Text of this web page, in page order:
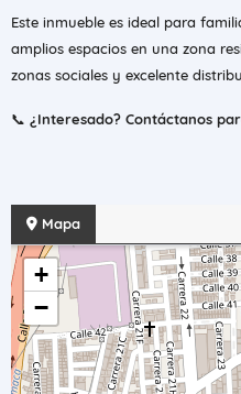
Este inmueble es ideal para
amplios espacios en una zona
zonas sociales y excelente
📞 ¿Interesado? Contáctanos
Mapa
+
−